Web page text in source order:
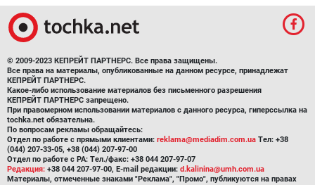
© 2009-2023 КЕПРЕЙТ ПАРТНЕРС. Все права защищены.
Все права на материалы, опубликованные на данном ресурсе, принадлежат
КЕПРЕЙТ ПАРТНЕРС.
Какое-либо использование материалов без письменного разрешения
КЕПРЕЙТ ПАРТНЕРС запрещено.
При правомерном использовании материалов с данного ресурса, гиперссылка на
tochka.net обязательна.
По вопросам рекламы обращайтесь:
Отдел по работе с прямыми клиентами: reklama@mediadim.com.ua Тел: +38
(044) 207-33-05, +38 (044) 207-97-00
Отдел по работе с РА: Тел./факс: +38 044 207-97-07
Редакция: +38 044 207-97-00, E-mail редакции: d.kalinina@umh.com.ua
Материалы, отмеченные знаками "Реклама", "Промо", публикуются на правах